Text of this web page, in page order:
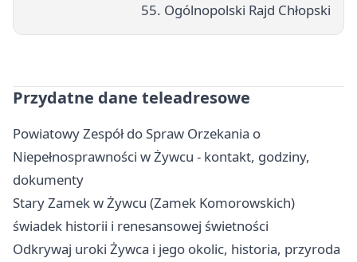
55. Ogólnopolski Rajd Chłopski
Przydatne dane teleadresowe
Powiatowy Zespół do Spraw Orzekania o
Niepełnosprawności w Żywcu - kontakt, godziny,
dokumenty
Stary Zamek w Żywcu (Zamek Komorowskich)
świadek historii i renesansowej świetności
Odkrywaj uroki Żywca i jego okolic, historia, przyroda